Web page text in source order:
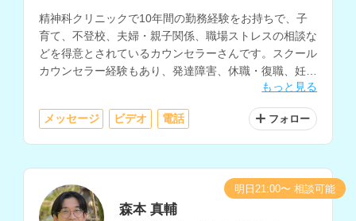
精神科クリニックで10年間の勤務経験をお持ちで、子
育て、不登校、夫婦・親子関係、職場ストレスの相談な
どを得意とされているカウンセラーさんです。スクール
カウンセラー経験もあり、発達障害、休職・復職、妊
娠・産後の悩み、離婚、家族関係、対人関係、不眠の相
もっと見る
メッセージ ビデオ 電話 フォロー
森本 真輔
明日21:00〜 相談可能